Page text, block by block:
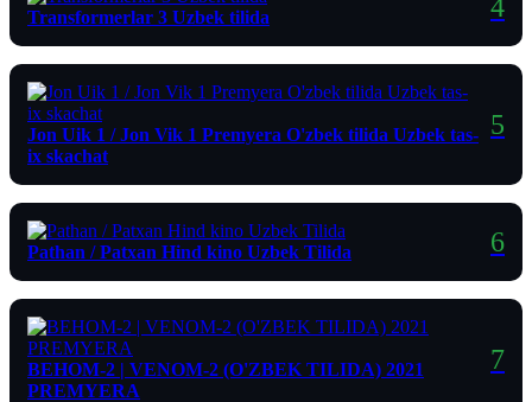
Transformerlar 3 Uzbek tilida
Jon Uik 1 / Jon Vik 1 Premyera O'zbek tilida Uzbek tas-
ix skachat
Pathan / Patxan Hind kino Uzbek Tilida
ВЕНОМ-2 | VENOM-2 (O'ZBEK TILIDA) 2021
PREMYERA